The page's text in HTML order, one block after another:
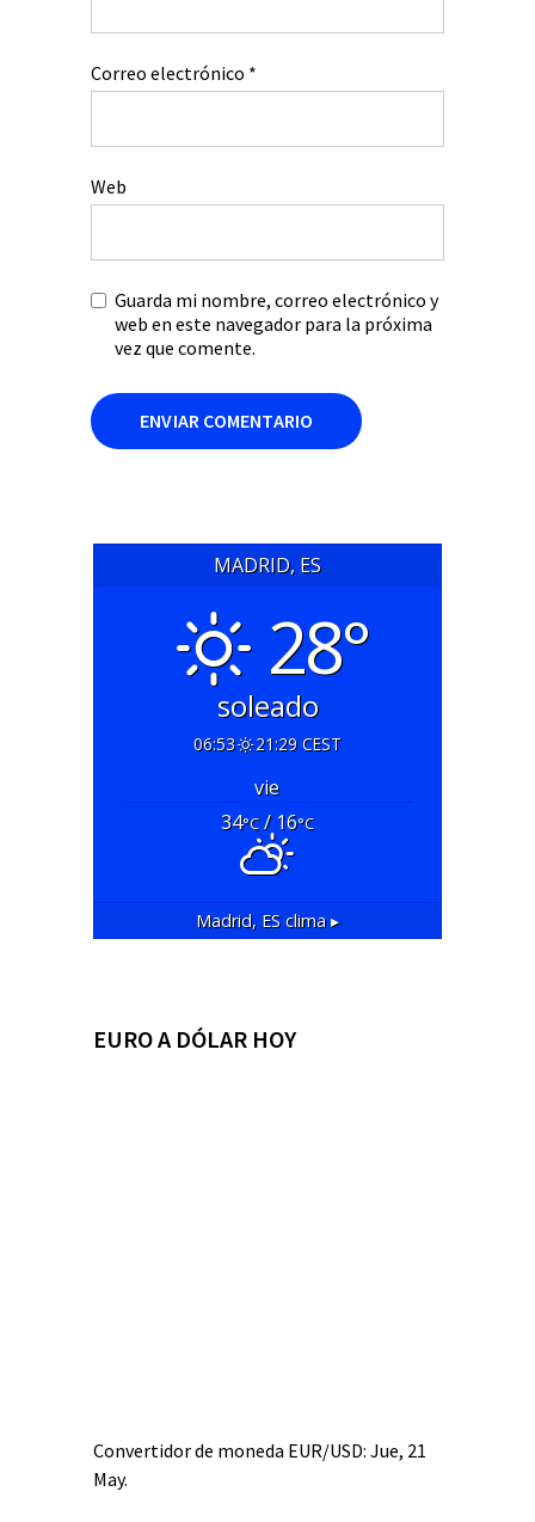
Correo electrónico *
Web
Guarda mi nombre, correo electrónico y
web en este navegador para la próxima
vez que comente.
MADRID, ES
28°
soleado
06:53 21:29 CEST
vie
34°C/ 16°C
Madrid, ES clima ▸
EURO A DÓLAR HOY
Convertidor de moneda EUR/USD: Jue, 21
May.